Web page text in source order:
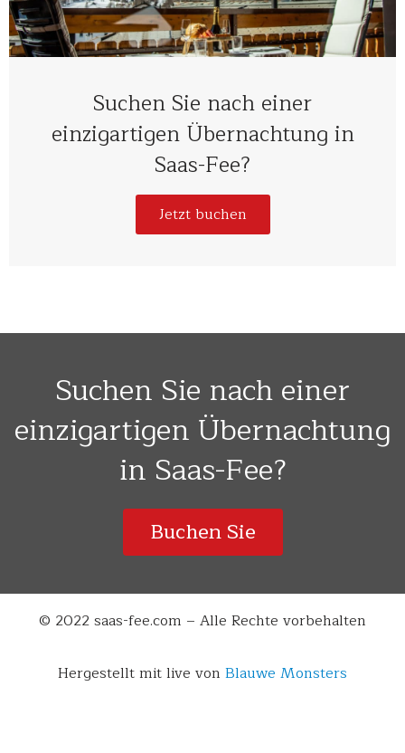
Suchen Sie nach einer
einzigartigen Übernachtung in
Saas-Fee?
Jetzt buchen
Suchen Sie nach einer
einzigartigen Übernachtung
in Saas-Fee?
Buchen Sie
© 2022 saas-fee.com – Alle Rechte vorbehalten
Hergestellt mit live von Blauwe Monsters